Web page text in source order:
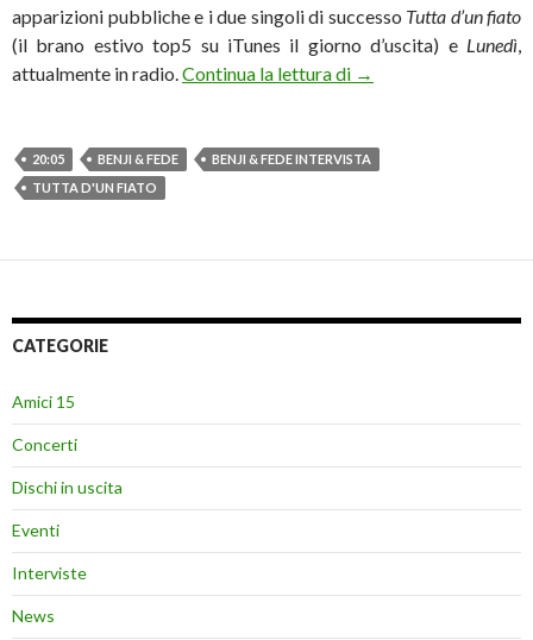
apparizioni pubbliche e i due singoli di successo Tutta d’un fiato
(il brano estivo top5 su iTunes il giorno d’uscita) e Lunedì
attualmente in radio. Continua la lettura di Benji & Fede:
→
20:05 BENJI & FEDE
BENJI & FEDE INTERVISTA
TUTTA D'UN FIATO
CATEGORIE
Amici 15
Concerti
Dischi in uscita
Eventi
Interviste
News